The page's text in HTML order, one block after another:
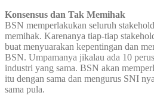
Konsensus dan Tak Memihak
BSN memperlakukan seluruh
memihak. Karenanya tiap-tiap
buat menyuarakan kepentingan dan
BSN. Umpamanya jikalau ada 10
industri yang sama. BSN akan
itu dengan sama dan mengurus SNI
sama pula.